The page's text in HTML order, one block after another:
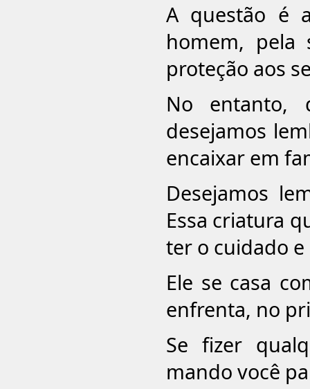
A questão é
homem, pela
proteção aos
No entanto,
desejamos
encaixar em
Desejamos
Essa criatura
ter o cuidado
Ele se casa
enfrenta, no
Se fizer
mando você